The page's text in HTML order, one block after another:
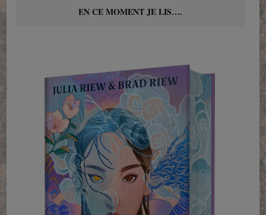
EN CE MOMENT JE LIS….